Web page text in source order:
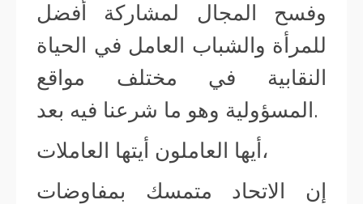
وفسح المجال لمشاركة أفضل
للمرأة والشباب العامل في الحياة
النقابية في مختلف مواقع
المسؤولية وهو ما شرعنا فيه بعد.
أيها العاملون أيتها العاملات،
إن الاتحاد متمسك بمفاوضات